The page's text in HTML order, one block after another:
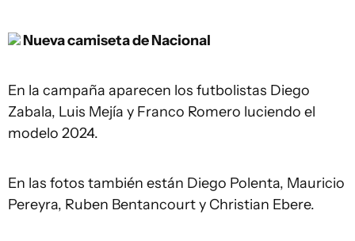
Nueva camiseta de Nacional
En la campaña aparecen los futbolistas Diego
Zabala, Luis Mejía y Franco Romero luciendo el
modelo 2024.
En las fotos también están Diego Polenta, Mauricio
Pereyra, Ruben Bentancourt y Christian Ebere.